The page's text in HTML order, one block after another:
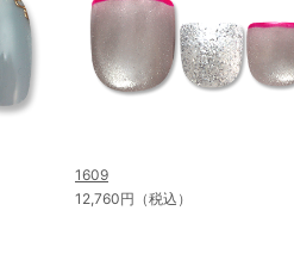
1609
12,760円（税込）